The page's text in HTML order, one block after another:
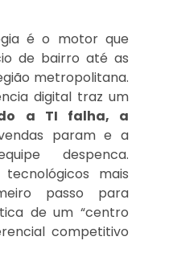
é o motor que
de bairro até as
metropolitana.
digital traz um
a TI falha, a
param e a
despenca.
mais
passo para
de um “centro
competitivo